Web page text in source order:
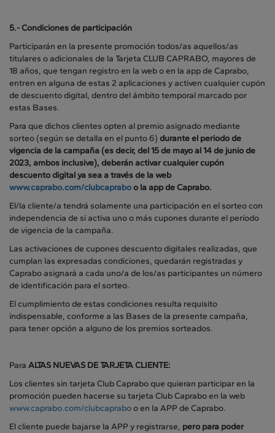
5.- Condiciones de participación
Participarán en la presente promoción todos/as aquellos/as
titulares o adicionales de la Tarjeta CLUB CAPRABO, mayores de
18 años, que tengan registro en la web o en la app de Caprabo,
entren en alguna de estas 2 aplicaciones y activen cualquier cupón
de descuento digital, dentro del ámbito temporal marcado por
estas Bases.
Para que dichos clientes opten al premio asignado mediante
sorteo (según se detalla en el punto 6) durante el periodo de
vigencia de la campaña (es decir, del 15 de mayo al 14 de junio de
2023, ambos inclusive), deberán activar cualquier cupón
descuento digital ya sea a través de la web
www.caprabo.com/clubcapraboo la app de Caprabo.
El/la cliente/a tendrá solamente una participación en el sorteo con
independencia de si activa uno o más cupones durante el período
de vigencia de la campaña.
Las activaciones de cupones descuento digitales realizadas, que
cumplan las expresadas condiciones, quedarán registradas y
Caprabo asignará a cada uno/a de los/as participantes un número
de identificación para el sorteo.
El cumplimiento de estas condiciones resulta requisito
indispensable, conforme a las Bases de la presente campaña,
para tener opción a alguno de los premios sorteados.
Para ALTAS NUEVAS DE TARJETA CLIENTE:
Los clientes sin tarjeta Club Caprabo que quieran participar en la
promoción pueden hacerse su tarjeta Club Caprabo en la web
www.caprabo.com/clubcapraboo en la APP de Caprabo.
El cliente puede bajarse la APP y registrarse, pero para poder